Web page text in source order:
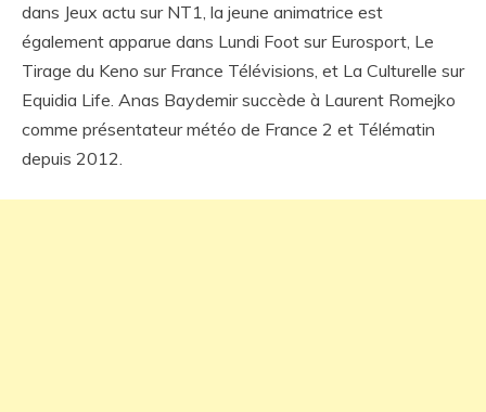
dans Jeux actu sur NT1, la jeune animatrice est
également apparue dans Lundi Foot sur Eurosport, Le
Tirage du Keno sur France Télévisions, et La Culturelle sur
Equidia Life. Anas Baydemir succède à Laurent Romejko
comme présentateur météo de France 2 et Télématin
depuis 2012.